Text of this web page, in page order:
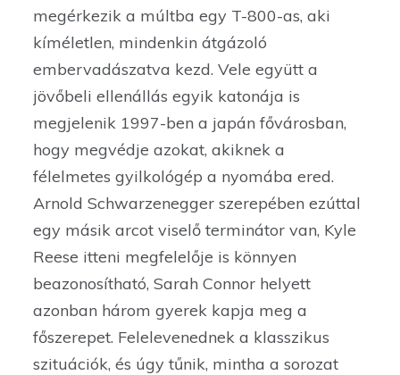
megérkezik a múltba egy T-800-as, aki
kíméletlen, mindenkin átgázoló
embervadászatva kezd. Vele együtt a
jövőbeli ellenállás egyik katonája is
megjelenik 1997-ben a japán fővárosban,
hogy megvédje azokat, akiknek a
félelmetes gyilkológép a nyomába ered.
Arnold Schwarzenegger szerepében ezúttal
egy másik arcot viselő terminátor van, Kyle
Reese itteni megfelelője is könnyen
beazonosítható, Sarah Connor helyett
azonban három gyerek kapja meg a
főszerepet. Felelevenednek a klasszikus
szituációk, és úgy tűnik, mintha a sorozat